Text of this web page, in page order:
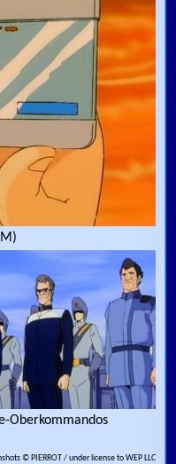
Oberkommandos
© PIERROT / under license to WEP LLC